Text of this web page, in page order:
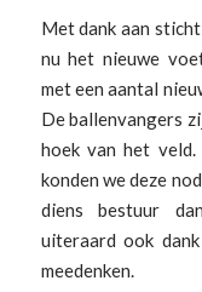
Met dank aan
nu het nieuwe
met een aantal
De ballenvangers
hoek van het
konden we deze
diens bestuur
uiteraard ook
meedenken.